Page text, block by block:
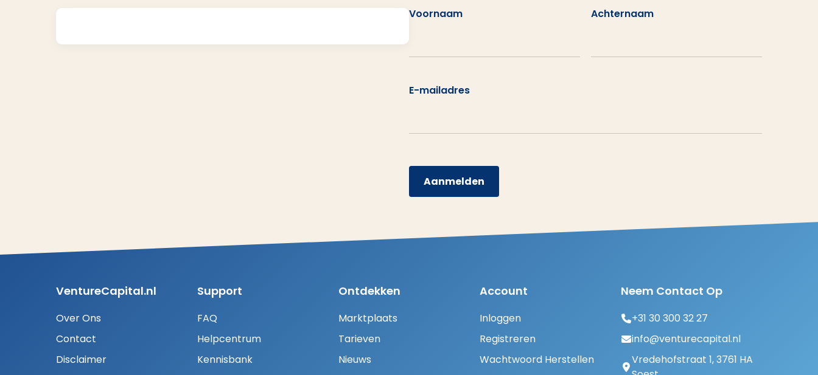
Voornaam Achternaam
E-mailadres
Aanmelden
VentureCapital.nl
Over Ons
Contact
Disclaimer
Support
FAQ
Helpcentrum
Kennisbank
Ontdekken
Marktplaats
Tarieven
Nieuws
Account
Inloggen
Registreren
Wachtwoord Herstellen
Neem Contact Op
+31 30 300 32 27
info@venturecapital.nl
Vredehofstraat 1, 3761 HA